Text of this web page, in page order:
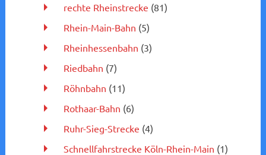
rechte Rheinstrecke (81)
Rhein-Main-Bahn (5)
Rheinhessenbahn (3)
Riedbahn (7)
Röhnbahn (11)
Rothaar-Bahn (6)
Ruhr-Sieg-Strecke (4)
Schnellfahrstrecke Köln-Rhein-Main (1)